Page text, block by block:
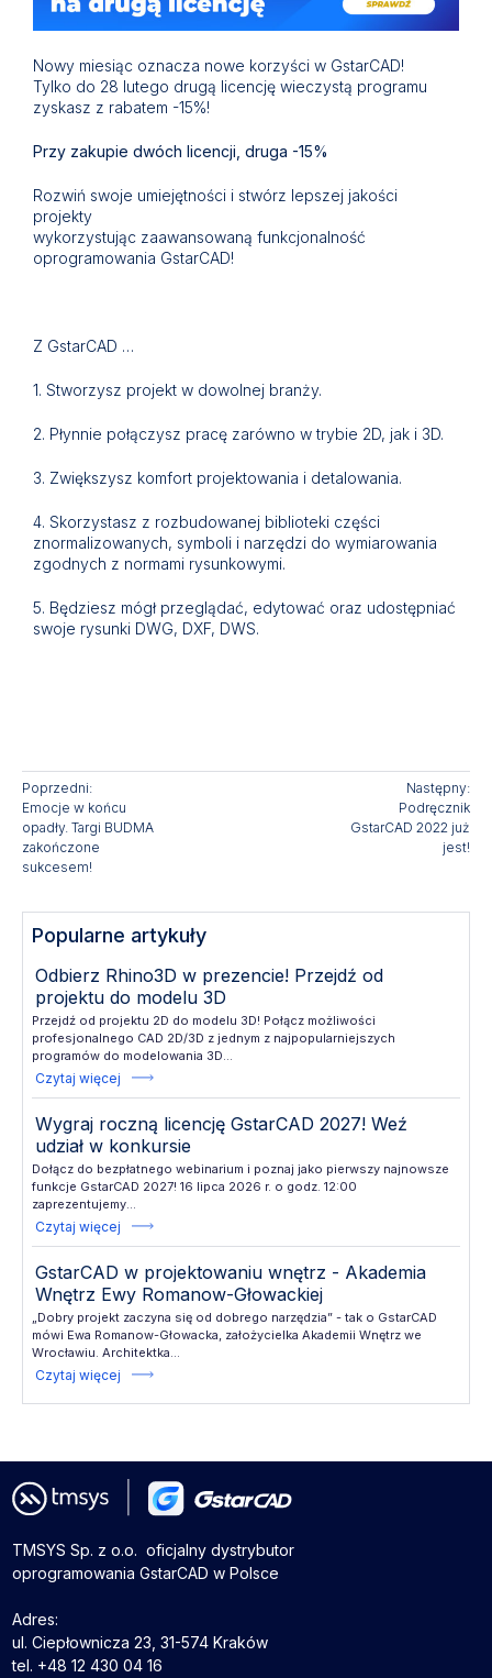
Nowy miesiąc oznacza nowe korzyści w GstarCAD!
Tylko do 28 lutego drugą licencję wieczystą programu
zyskasz z rabatem -15%!
Przy zakupie dwóch licencji, druga -15%
Rozwiń swoje umiejętności i stwórz lepszej jakości
projekty
wykorzystując zaawansowaną funkcjonalność
oprogramowania GstarCAD!
Z GstarCAD …
1. Stworzysz projekt w dowolnej branży.
2. Płynnie połączysz pracę zarówno w trybie 2D, jak i 3D.
3. Zwiększysz komfort projektowania i detalowania.
4. Skorzystasz z rozbudowanej biblioteki części
znormalizowanych, symboli i narzędzi do wymiarowania
zgodnych z normami rysunkowymi.
5. Będziesz mógł przeglądać, edytować oraz udostępniać
swoje rysunki DWG, DXF, DWS.
Poprzedni:
Emocje w końcu
opadły. Targi BUDMA
zakończone
sukcesem!
Następny:
Podręcznik
GstarCAD 2022 już
jest!
Popularne artykuły
Odbierz Rhino3D w prezencie! Przejdź od
projektu do modelu 3D
Przejdź od projektu 2D do modelu 3D! Połącz możliwości
profesjonalnego CAD 2D/3D z jednym z najpopularniejszych
programów do modelowania 3D...
Czytaj więcej
Wygraj roczną licencję GstarCAD 2027! Weź
udział w konkursie
Dołącz do bezpłatnego webinarium i poznaj jako pierwszy najnowsze
funkcje GstarCAD 2027! 16 lipca 2026 r. o godz. 12:00
zaprezentujemy...
Czytaj więcej
GstarCAD w projektowaniu wnętrz - Akademia
Wnętrz Ewy Romanow-Głowackiej
„Dobry projekt zaczyna się od dobrego narzędzia” - tak o GstarCAD
mówi Ewa Romanow-Głowacka, założycielka Akademii Wnętrz we
Wrocławiu. Architektka...
Czytaj więcej
TMSYS Sp. z o.o. ­ oficjalny dystrybutor
oprogramowania GstarCAD w Polsce
Adres:
ul. Ciepłownicza 23, 31-574 Kraków
tel. +48 12 430 04 16